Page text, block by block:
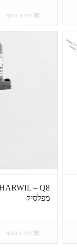
מידע נוסף
מפלסיק
מידע נוסף